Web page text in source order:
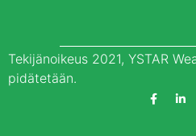
Tekijänoikeus 2021, YSTAR
pidätetään.